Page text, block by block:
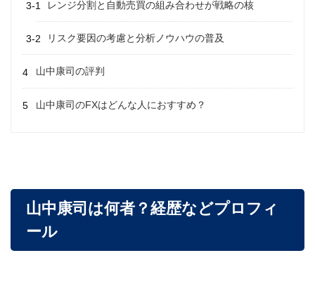
レンジ分割と自動売買の組み合わせが戦略の核
リスク要因の考慮と分析ノウハウの普及
山中康司の評判
山中康司のFXはどんな人におすすめ？
山中康司は何者？経歴などプロフィ
ール